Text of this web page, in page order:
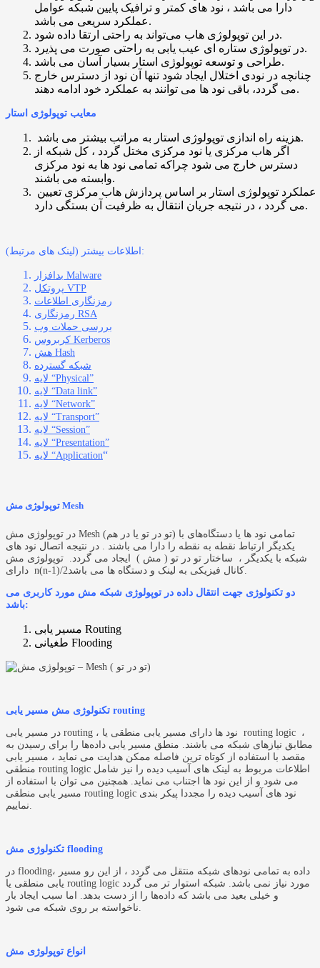
دارا می باشد ، نود های کمتر و ترافیک پایین شبکه عوامل
عملکرد سریعی می باشد.
در این توپولوژی هاب می‌تواند به راحتی ارتقا داده شود.
در توپولوژی ستاره ای عیب یابی به راحتی صورت می پذیرد.
طراحی و توسعه توپولوژی استار بسیار آسان می باشد.
چنانچه در نودی اختلال ایجاد شود تنها آن نود از دسترس خارج
می گردد، باقی نود ها می ‌توانند به عملکرد خود ادامه دهند.
معایب توپولوژی استار
هزینه راه اندازی توپولوژی استار به مراتب بیشتر می باشد.
اگر هاب مرکزی یا نود مرکزی مختل گردد ، کل شبکه از
دسترس خارج می ‌شود چراکه تمامی نود ‌ها به نود مرکزی
وابسته می باشند.
می گردد ، در نتیجه جریان انتقال به ظرفیت آن بستگی دارد.
اطلاعات بیشتر (لینک های مرتبط):
بدافزار Malware
پروتکل VTP
رمزنگاری اطلاعات
رمزنگاری RSA
بررسی حملات وب
کربروس Kerberos
هش Hash
شبکه گسترده
لایه “Physical”
لایه “Data link”
لایه “Network”
لایه “Transport”
لایه “Session”
لایه “Presentation”
لایه “Application“
توپولوژی مش Mesh
در توپولوژی مش Mesh (تو در تو یا در هم) تمامی نود ها یا دستگاه‌های با
یکدیگر ارتباط نقطه به نقطه را دارا می باشند . در نتیجه اتصال نود های
شبکه با یکدیگر ، ساختار تو در تو ( مش ) ایجاد می گردد. توپولوژی مش
دو تکنولوژی جهت انتقال داده در توپولوژی شبکه مش مورد کاربری می
باشد:
مسیر یابی Routing
طغیانی Flooding
تکنولوژی مش مسیر یابی routing
در مسیر یابی routing ، نود ها دارای مسیر یابی منطقی یا routing logic ،
مطابق نیازهای شبکه می باشند. منطق مسیر یابی داده‌ها را برای رسیدن به
مقصد با استفاده از کوتاه ‌ترین فاصله ممکن هدایت می نماید ، مسیر یابی
منطقی routing logic اطلاعات مربوط به لینک های آسیب دیده را نیز شامل
می شود و از این نود ها اجتناب می نماید. همچنین می‌ توان با استفاده از
مسیر یابی منطقی routing logic نود های آسیب دیده را مجددا پیکر بندی
تکنولوژی مش flooding
در flooding، داده‌ به تمامی نود‌های شبکه منتقل می گردد ، از این رو مسیر
یابی منطقی یا routing logic مورد نیاز نمی باشد. شبکه استوار تر می گردد
و خیلی بعید می باشد که داده‌ها را از دست بدهد. اما سبب ایجاد بار
انواع توپولوژی مش